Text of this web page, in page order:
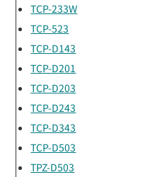
TCP-233W
TCP-523
TCP-D143
TCP-D201
TCP-D203
TCP-D243
TCP-D343
TCP-D503
TPZ-D503